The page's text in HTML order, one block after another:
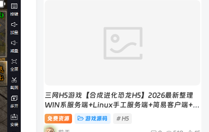
三网H5游戏【合成进化恐龙H5】2026最新整理
WIN系服务端+Linux手工服务端+简易客户端+教
程
免费资源 游戏源码 # H5